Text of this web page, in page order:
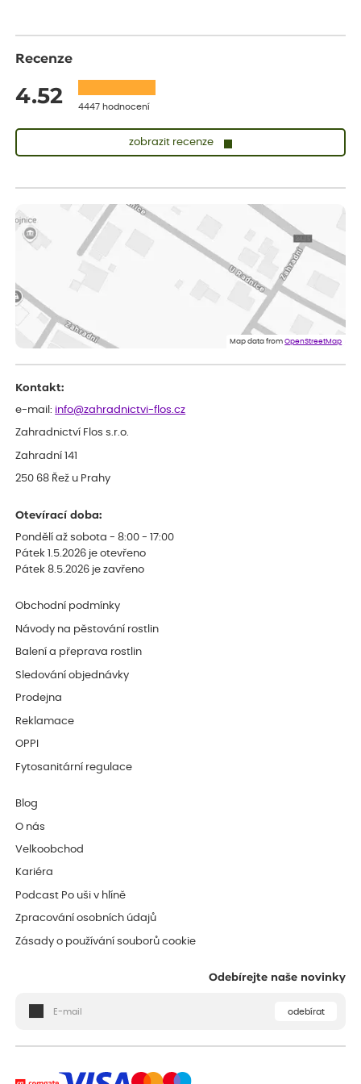
Recenze
4.52 4447 hodnocení
zobrazit recenze
vše v naprostém pořádku
ověřený nákup před 1 dnem
Jana
Flos je nejlepší &#129321;
Map data fromOpenStreetMap
Kontakt:
e-mail: info@zahradnictvi-flos.cz
Zahradnictví Flos s.r.o.
Zahradní 141
250 68 Řež u Prahy
Otevírací doba:
Pondělí až sobota - 8:00 - 17:00
Pátek 1.5.2026 je otevřeno
Pátek 8.5.2026 je zavřeno
Obchodní podmínky
Návody na pěstování rostlin
Balení a přeprava rostlin
Sledování objednávky
Prodejna
Reklamace
OPPI
Fytosanitární regulace
Blog
O nás
Velkoobchod
Kariéra
Podcast Po uši v hlíně
Zpracování osobních údajů
Zásady o používání souborů cookie
Odebírejte naše novinky
odebírat